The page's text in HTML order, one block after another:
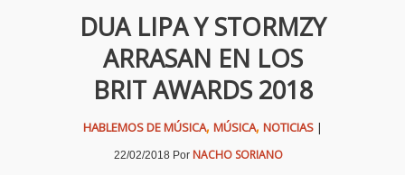
DUA LIPA Y STORMZY
ARRASAN EN LOS
BRIT AWARDS 2018
HABLEMOS DE MÚSICA, MÚSICA, NOTICIAS|
22/02/2018 Por NACHO SORIANO